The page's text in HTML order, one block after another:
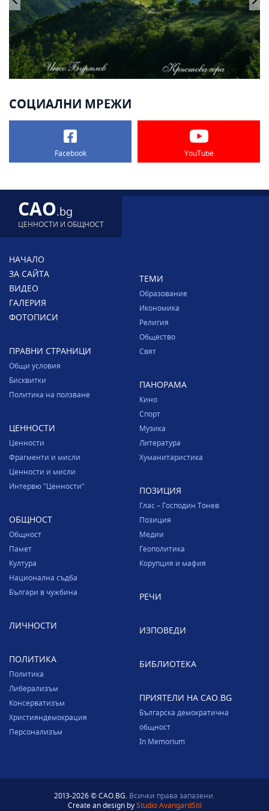
СОЦИАЛНИ МРЕЖИ
Facebook YouTube
CAO.bg
ЦЕННОСТИ И ОБЩНОСТ
НАЧАЛО
ЗА САЙТА
ВИДЕО
ГАЛЕРИЯ
ФОТОПИСИ
ПРАВНИ СТРАНИЦИ
Общи условия
Бисквитки
Политика на ползване
ЦЕННОСТИ
Ценности
Фрагменти и мисли
Ценности и мисли
Интервю "Ценности"
ОБЩНОСТ
Общност
Памет
Култура
Национална съдба
Българи в чужбина
ЛИЧНОСТИ
ПОЛИТИКА
Политика
Либерализъм
Консерватизъм
Християндемокрация
Персонализъм
ТЕМИ
Образование
Икономика
Религия
Общество
Свят
ПАНОРАМА
Кино
Спорт
Музика
Литература
Хуманитаристика
ПОЗИЦИЯ
Глас – Господин Тонев
Позиция
Медии
Геополитика
Корупция и мафия
РЕЧИ
ИЗПОВЕДИ
БИБЛИОТЕКА
ПРИЯТЕЛИ НА CAO.BG
Българска демократична
общност
In Memorium
2013-2026 © CAO.BG. Всички права запазени.
Create an design byStudio AvangardStil